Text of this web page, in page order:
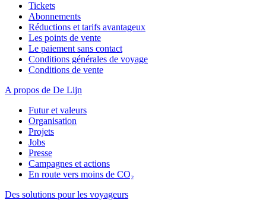
Tickets
Abonnements
Réductions et tarifs avantageux
Les points de vente
Le paiement sans contact
Conditions générales de voyage
Conditions de vente
A propos de De Lijn
Futur et valeurs
Organisation
Projets
Jobs
Presse
Campagnes et actions
En route vers moins de CO₂
Des solutions pour les voyageurs